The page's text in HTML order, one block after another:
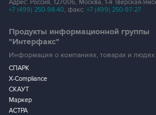
Адрес: Россия, 127006, Москва, 1-я Тверская-
+7 (499) 250-98-40 , факс: +7 (499) 250-97-27
Продукты информационной группы
"Интерфакс"
Информация о компаниях, товарах и людях
СПАРК
X-Compliance
СКАУТ
Маркер
АСТРА